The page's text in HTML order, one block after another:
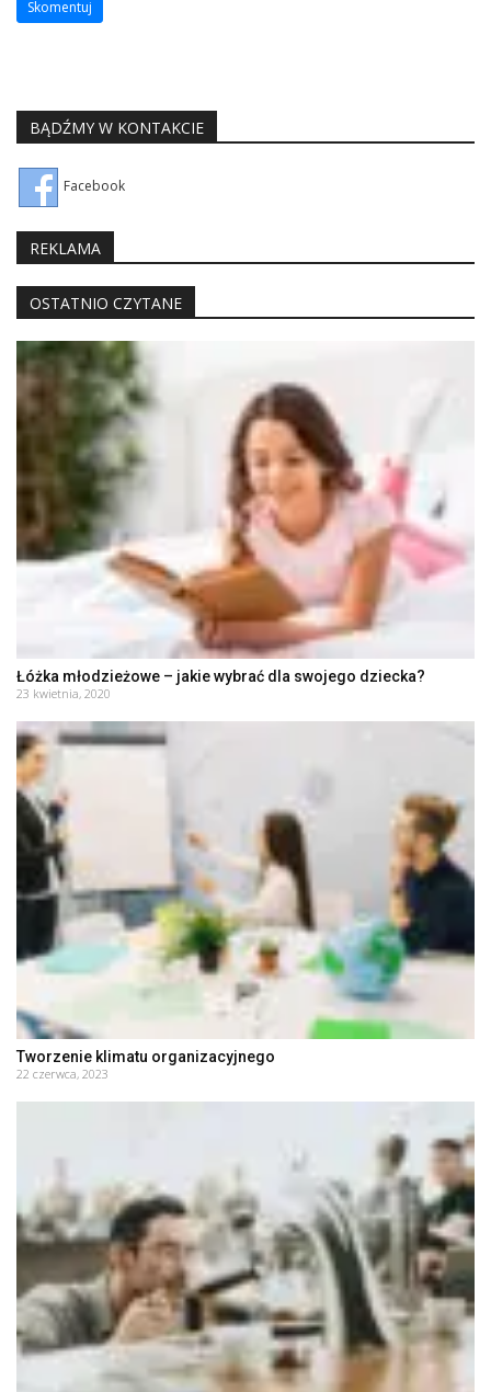
BĄDŹMY W KONTAKCIE
Facebook
REKLAMA
OSTATNIO CZYTANE
Łóżka młodzieżowe – jakie wybrać dla swojego dziecka?
23 kwietnia, 2020
Tworzenie klimatu organizacyjnego
22 czerwca, 2023